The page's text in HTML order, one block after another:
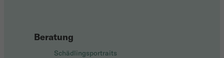
Beratung
Schädlingsportraits